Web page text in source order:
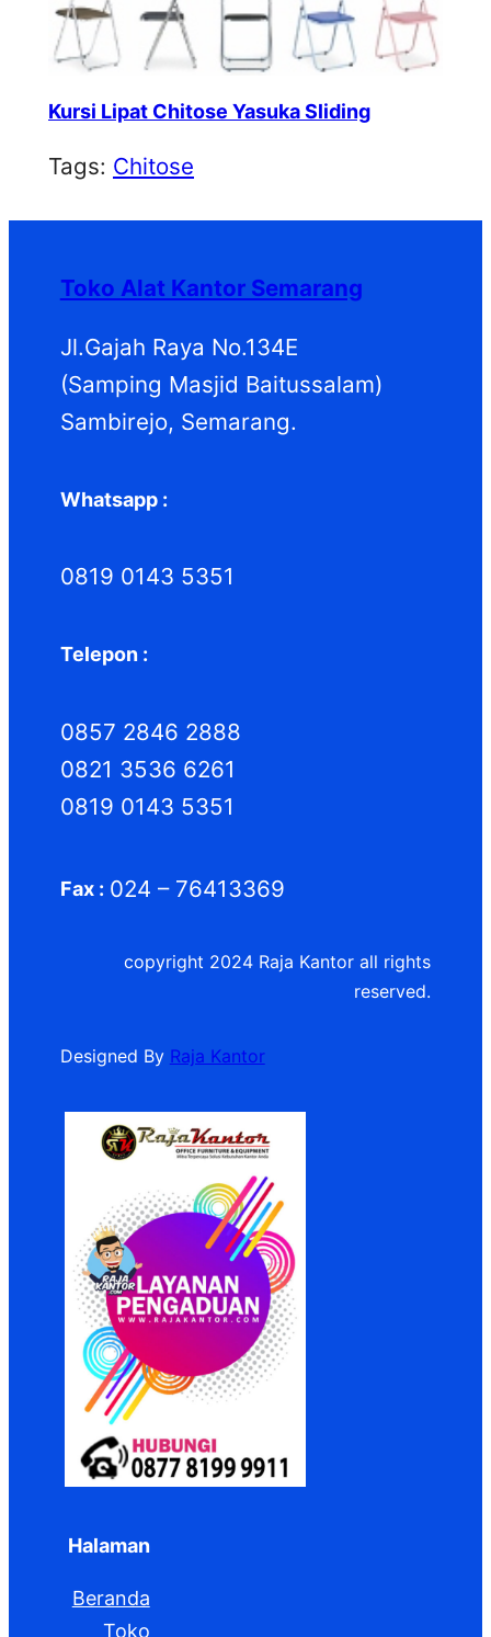
Kursi Lipat Chitose Yasuka Sliding
Tags: Chitose
Toko Alat Kantor Semarang
Jl.Gajah Raya No.134E
(Samping Masjid Baitussalam)
Sambirejo, Semarang.
Whatsapp :
0819 0143 5351
Telepon :
0857 2846 2888
0821 3536 6261
0819 0143 5351
Fax : 024 – 76413369
copyright 2024 Raja Kantor all rights
reserved.
Designed By Raja Kantor
Halaman
Beranda
Toko